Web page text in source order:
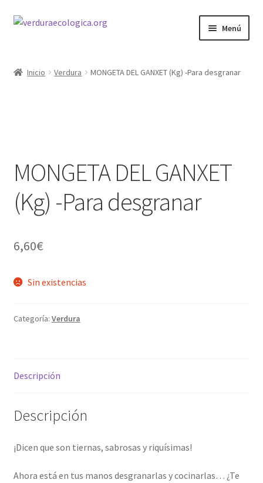
Ir
navegación
Ir
Menú
Inicio Verdura MONGETA DEL GANXET (Kg) -Para desgranar
MONGETA DEL GANXET
(Kg) -Para desgranar
6,60€
Sin existencias
Categoría: Verdura
Descripción
Descripción
¡Dicen que son tiernas, sabrosas y riquísimas!
Ahora está en tus manos desgranarlas y cocinarlas… ¿Te